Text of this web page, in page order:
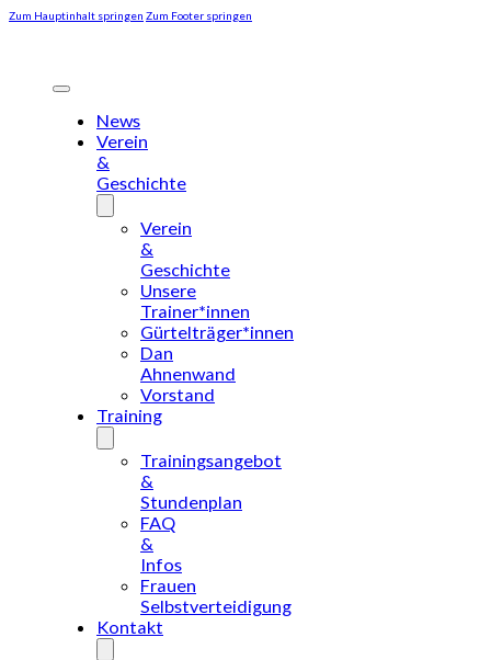
Zum Hauptinhalt springen Zum Footer springen
News
Verein
&
Geschichte
Verein
&
Geschichte
Unsere
Trainer*innen
Gürtelträger*innen
Dan
Ahnenwand
Vorstand
Training
Trainingsangebot
&
Stundenplan
FAQ
&
Infos
Frauen
Selbstverteidigung
Kontakt